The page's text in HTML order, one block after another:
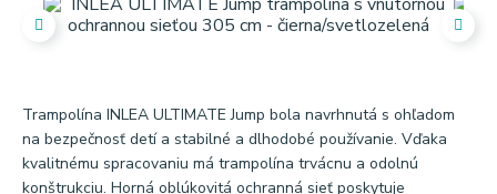
Trampolína INLEA ULTIMATE Jump bola navrhnutá s ohľadom
na bezpečnosť detí a stabilné a dlhodobé používanie. Vďaka
kvalitnému spracovaniu má trampolína trvácnu a odolnú
konštrukciu. Horná oblúkovitá ochranná sieť poskytuje